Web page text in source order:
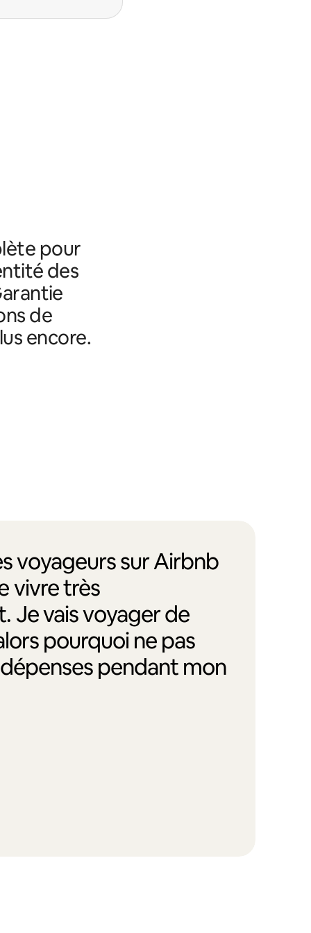
pour
des
de
encore.
voyageurs sur Airbnb
vivre très
Je vais voyager de
pourquoi ne pas
pendant mon